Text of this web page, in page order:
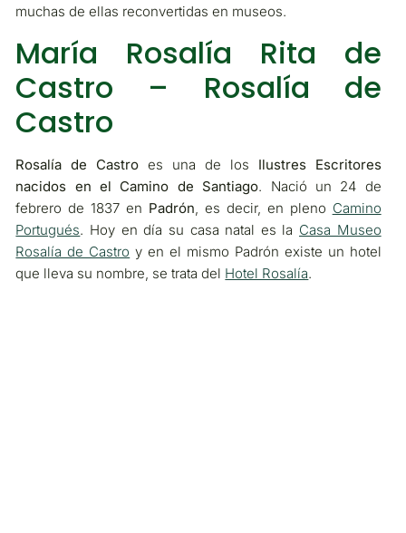
muchas de ellas reconvertidas en museos.
María Rosalía Rita de
Castro – Rosalía de
Castro
Rosalía de Castro es una de los Ilustres Escritores
nacidos en el Camino de Santiago. Nació un 24 de
febrero de 1837 en Padrón , es decir, en pleno Camino
Portugués. Hoy en día su casa natal es la Casa Museo
Rosalía de Castro y en el mismo Padrón existe un hotel
que lleva su nombre, se trata del Hotel Rosalía.